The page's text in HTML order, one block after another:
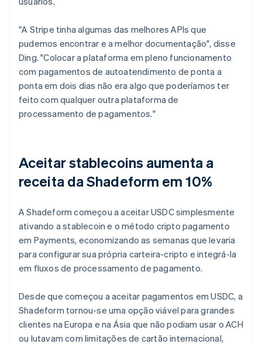
"A Stripe tinha algumas das melhores APIs que
pudemos encontrar e a melhor documentação", disse
Ding. "Colocar a plataforma em pleno funcionamento
com pagamentos de autoatendimento de ponta a
ponta em dois dias não era algo que poderíamos ter
feito com qualquer outra plataforma de
processamento de pagamentos."
Aceitar stablecoins aumenta a
receita da Shadeform em 10%
A Shadeform começou a aceitar USDC simplesmente
ativando a stablecoin e o método cripto pagamento
em Payments, economizando as semanas que levaria
para configurar sua própria carteira-cripto e integrá-la
em fluxos de processamento de pagamento.
Desde que começou a aceitar pagamentos em USDC, a
Shadeform tornou-se uma opção viável para grandes
clientes na Europa e na Ásia que não podiam usar o ACH
ou lutavam com limitações de cartão internacional,